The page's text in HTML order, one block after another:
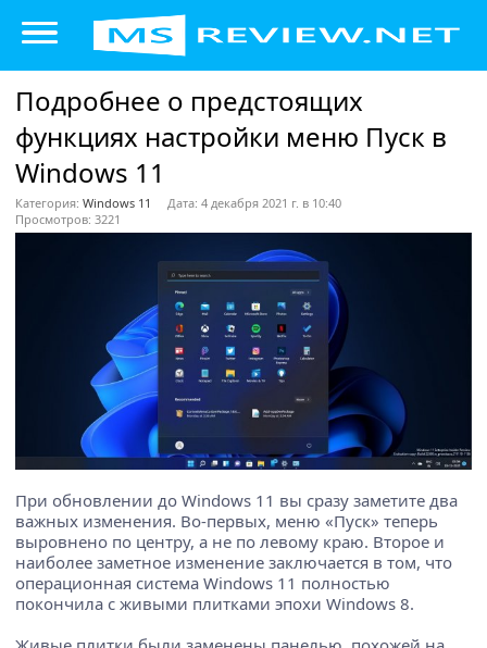
Подробнее о предстоящих
функциях настройки меню Пуск в
Windows 11
Категория: Windows 11
Дата: 4 декабря 2021 г. в 10:40
Просмотров: 3221
При обновлении до Windows 11 вы сразу заметите два
важных изменения. Во-первых, меню «Пуск» теперь
выровнено по центру, а не по левому краю. Второе и
наиболее заметное изменение заключается в том, что
операционная система Windows 11 полностью
покончила с живыми плитками эпохи Windows 8.